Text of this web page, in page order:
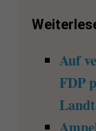
Auf
FDP